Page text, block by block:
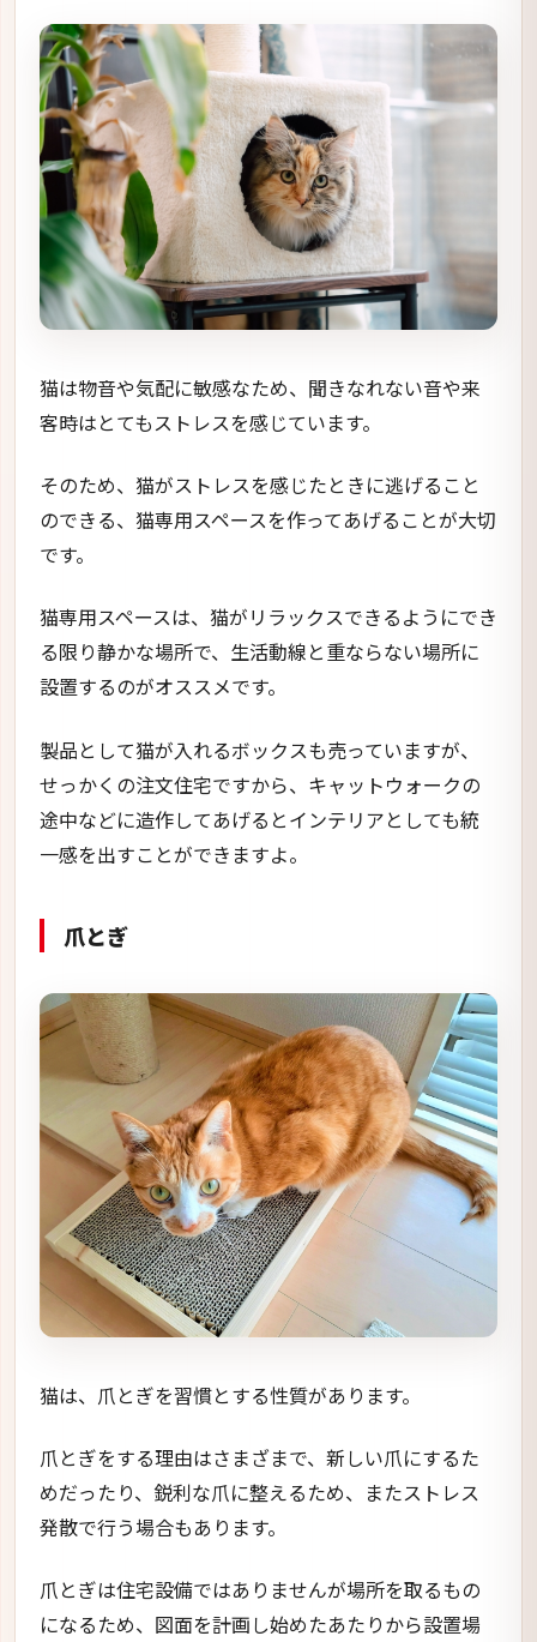
猫は物音や気配に敏感なため、聞きなれない音や来
客時はとてもストレスを感じています。
そのため、猫がストレスを感じたときに逃げること
のできる、猫専用スペースを作ってあげることが大切
です。
猫専用スペースは、猫がリラックスできるようにでき
る限り静かな場所で、生活動線と重ならない場所に
設置するのがオススメです。
製品として猫が入れるボックスも売っていますが、
せっかくの注文住宅ですから、キャットウォークの
途中などに造作してあげるとインテリアとしても統
一感を出すことができますよ。
爪とぎ
猫は、爪とぎを習慣とする性質があります。
爪とぎをする理由はさまざまで、新しい爪にするた
めだったり、鋭利な爪に整えるため、またストレス
発散で行う場合もあります。
爪とぎは住宅設備ではありませんが場所を取るもの
になるため、図面を計画し始めたあたりから設置場